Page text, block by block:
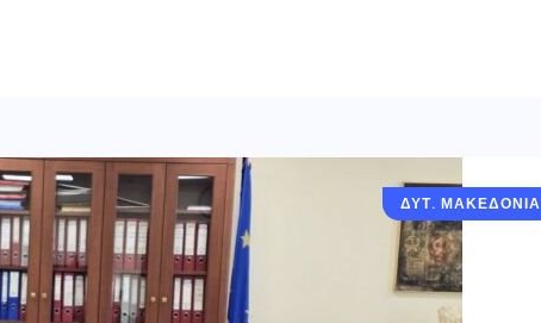
ΔΕΣΚΑΤΗ
ΔΥΤ. ΜΑΚΕΔΟΝΙΑ